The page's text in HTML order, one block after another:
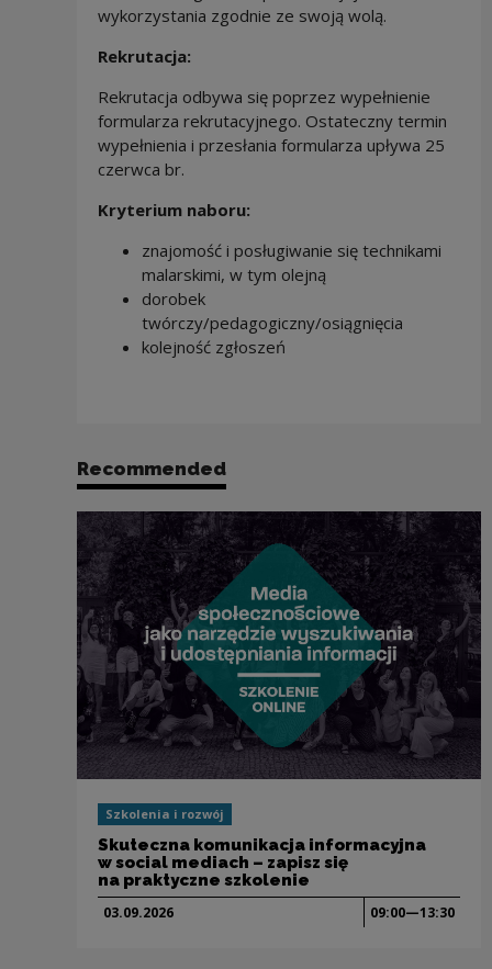
wykorzystania zgodnie ze swoją wolą.
Rekrutacja:
Rekrutacja odbywa się poprzez wypełnienie
formularza rekrutacyjnego. Ostateczny termin
wypełnienia i przesłania formularza upływa 25
czerwca br.
Kryterium naboru:
znajomość i posługiwanie się technikami
malarskimi, w tym olejną
dorobek
twórczy/pedagogiczny/osiągnięcia
kolejność zgłoszeń
Recommended
Szkolenia i rozwój
Skuteczna komunikacja informacyjna
w social mediach – zapisz się
na praktyczne szkolenie
03.09.2026 09:00—13:30